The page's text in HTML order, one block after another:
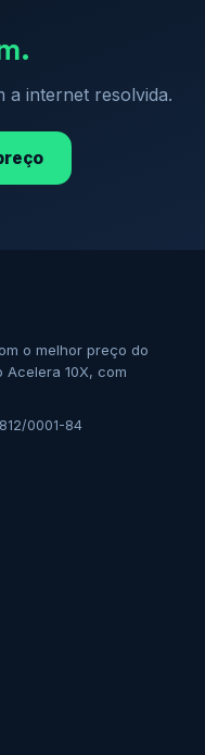
a internet resolvida.
o melhor preço do
Acelera 10X, com
0001-84